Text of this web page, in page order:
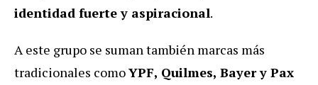
identidad fuerte y aspiracional.
A este grupo se suman también marcas más
tradicionales comoYPF, Quilmes, Bayer y Pax